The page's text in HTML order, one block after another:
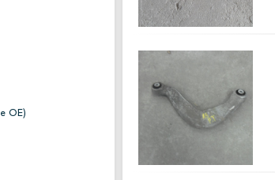
OE)